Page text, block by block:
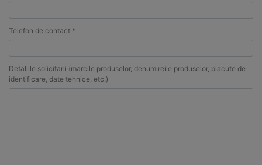
Telefon de contact *
Detaliile solicitarii (marcile produselor, denumireile produselor, placute de
identificare, date tehnice, etc.)